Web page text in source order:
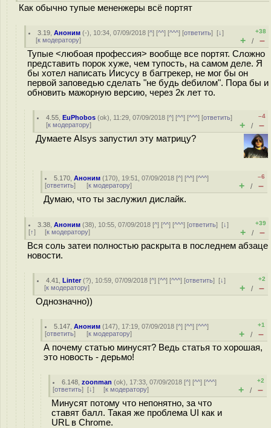
Как обычно тупые мененжеры всё портят
3.19 ,Аноним (-), 10:34, 07/09/2018 [^] [^^] [^^^] [ответить][↓]
[к модератору]
+38
+ / –
Tyпые <любоая профессия> вообще все портят. Сложно
представить порок хуже, чем тупocть, на самом деле. Я
бы хотел написать Иисyсу в багтрекер, не мог бы он
первой заповедью сделать "не будь deбилoм". Пора бы и
обновить мажорную версию, через 2к лет то.
4.55 ,EuPhobos (ok), 11:29, 07/09/2018 [^] [^^] [^^^] [ответить]
[к модератору]
–4
+ / –
Думаете AIsys запустил эту матрицу?
5.170 ,Аноним (170), 19:51, 07/09/2018 [^] [^^] [^^^]
[ответить] [к модератору]
–6
+ / –
Думаю, что ты заслужил дислайк.
3.38 ,Аноним (38), 10:55, 07/09/2018 [^] [^^] [^^^] [ответить][↓]
[↑] [к модератору]
+39
+ / –
Вся соль затеи полностью раскрыта в последнем абзаце
новости.
4.41 ,Linter(?), 10:59, 07/09/2018 [^] [^^] [^^^] [ответить][↓]
[к модератору]
+2
+ / –
Однозначно))
5.147 ,Аноним (147), 17:19, 07/09/2018 [^] [^^] [^^^]
[ответить] [к модератору]
+1
+ / –
А почему статью минусят? Ведь статья то хорошая,
это новость - дерьмо!
6.148 ,zoonman (ok), 17:33, 07/09/2018 [^] [^^] [^^^]
[ответить] [↓] [к модератору]
+2
+ / –
Минусят потому что непонятно, за что
ставят балл. Такая же проблема UI как и
URL в Chrome.